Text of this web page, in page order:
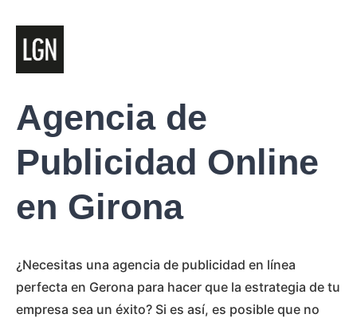
Agencia de
Publicidad Online
en Girona
¿Necesitas una agencia de publicidad en línea
perfecta en Gerona para hacer que la estrategia de tu
empresa sea un éxito? Si es así, es posible que no